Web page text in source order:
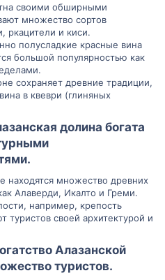
своими обширными
множество сортов
ркацители и киси.
полусладкие красные вина
большой популярностью как
сохраняет древние традиции,
в квеври (глиняных
долина богата
находятся множество древних
Алаверди, Икалто и Греми.
например, крепость
туристов своей архитектурой и
Алазанской
туристов.​